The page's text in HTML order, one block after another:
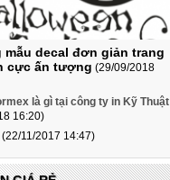
decal đơn giản trang
cực ấn tượng (29/09/2018
là gì tại công ty in Kỹ Thuật
16:20)
(22/11/2017 14:47)